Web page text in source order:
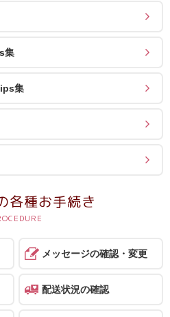
集
集
各種お手続き
メッセージの確認・変更
配送状況の確認